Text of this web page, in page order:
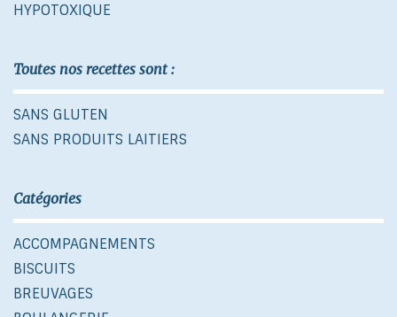
HYPOTOXIQUE
Toutes nos recettes sont :
SANS GLUTEN
SANS PRODUITS LAITIERS
Catégories
ACCOMPAGNEMENTS
BISCUITS
BREUVAGES